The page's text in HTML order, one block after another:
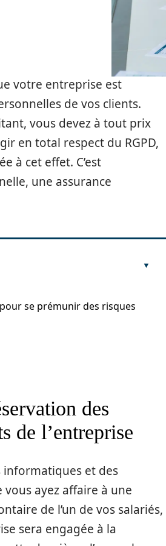
votre entreprise est
de vos clients.
vous devez à tout prix
en total respect du RGPD,
à cet effet. C’est
une assurance
se prémunir des risques
des
de l’entreprise
informatiques et des
ayez affaire à une
de l’un de vos salariés,
sera engagée à la